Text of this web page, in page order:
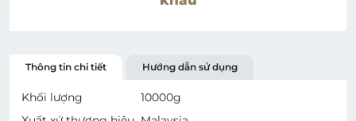
Thông tin chi tiết Hướng dẫn sử dụng
Khối lượng 10000g